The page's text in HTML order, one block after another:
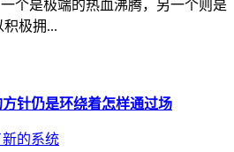
个是极端的热血沸腾，另一个则是
极拥...
针仍是环绕着怎样通过场
新的系统